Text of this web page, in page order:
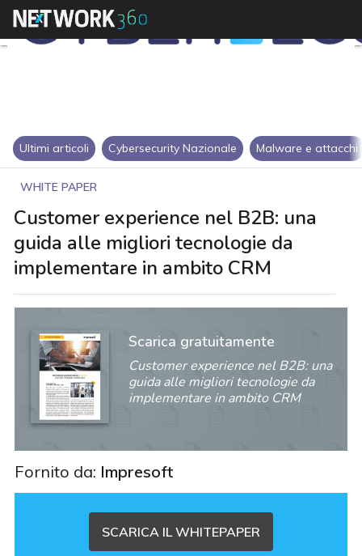
Ultimi articoli Cybersecurity Nazionale Malware e attacchi
WHITE PAPER
Customer experience nel B2B: una
guida alle migliori tecnologie da
implementare in ambito CRM
Scarica gratuitamente
Customer experience nel B2B: una
guida alle migliori tecnologie da
implementare in ambito CRM
Fornito da: Impresoft
SCARICA IL WHITEPAPER